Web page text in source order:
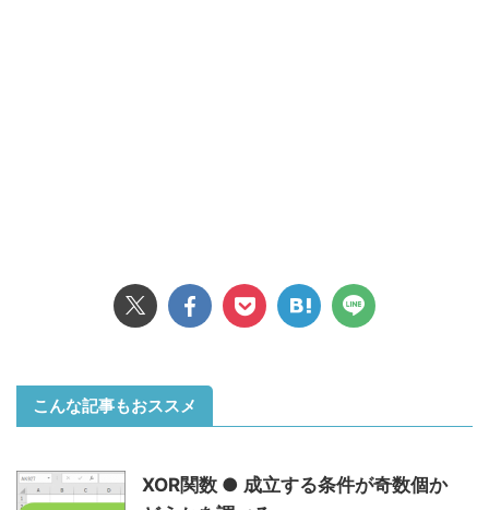
こんな記事もおススメ
XOR関数 ● 成立する条件が奇数個か